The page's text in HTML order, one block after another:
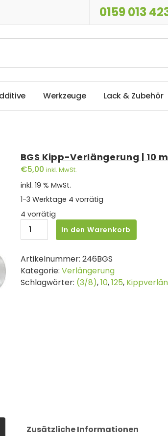
0159 013
ditive Werkzeuge Lack & Zubehör
BGS Kipp-Verlängerung | 10
€5,00 inkl. MwSt.
inkl. 19 % MwSt.
1-3 Werktage 4 vorrätig
4 vorrätig
BGS
Kipp-
|
10
mm
In den Warenkorb
Artikelnummer: 246BGS
Kategorie: Verlängerung
Schlagwörter: (3/8),10,125,
Zusätzliche Informationen